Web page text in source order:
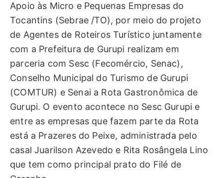
Apoio às Micro e Pequenas Empresas do
Tocantins (Sebrae /TO), por meio do projeto
de Agentes de Roteiros Turístico juntamente
com a Prefeitura de Gurupi realizam em
parceria com Sesc (Fecomércio, Senac),
Conselho Municipal do Turismo de Gurupi
(COMTUR) e Senai a Rota Gastronômica de
Gurupi. O evento acontece no Sesc Gurupi e
entre as empresas que fazem parte da Rota
está a Prazeres do Peixe, administrada pelo
casal Juarilson Azevedo e Rita Rosângela Lino
que tem como principal prato do Filé de